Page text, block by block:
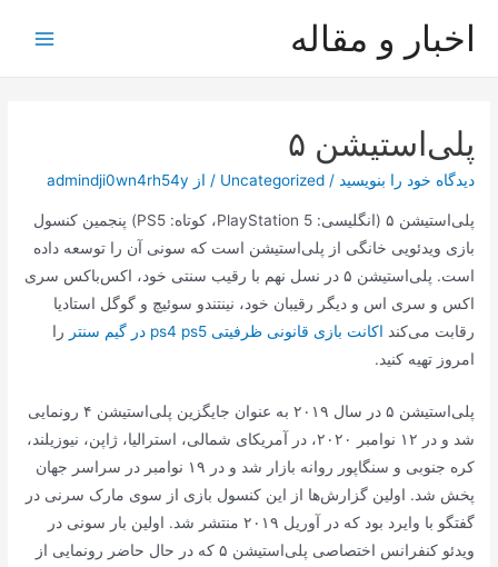
اخبار و مقاله
پلی‌استیشن ۵
دیدگاه‌ خود را بنویسید /
Uncategorized / از admindji0wn4rh54y
پلی‌استیشن ۵ (انگلیسی: PlayStation 5، کوتاه: PS5) پنجمین کنسول
بازی ویدئویی خانگی از پلی‌استیشن است که سونی آن را توسعه داده
است. پلی‌استیشن ۵ در نسل نهم با رقیب سنتی خود، اکس‌باکس سری
اکس و سری اس و دیگر رقیبان خود، نینتندو سوئیچ و گوگل استادیا
رقابت می‌کند اکانت بازی قانونی ظرفیتی ps4 ps5 در گیم سنتر
را
امروز تهیه کنید.
پلی‌استیشن ۵ در سال ۲۰۱۹ به عنوان جایگزین پلی‌استیشن ۴ رونمایی
شد و در ۱۲ نوامبر ۲۰۲۰، در آمریکای شمالی، استرالیا، ژاپن، نیوزیلند،
کره جنوبی و سنگاپور روانه بازار شد و در ۱۹ نوامبر در سراسر جهان
پخش شد. اولین گزارش‌ها از این کنسول بازی از سوی مارک سرنی در
گفتگو با وایرد بود که در آوریل ۲۰۱۹ منتشر شد. اولین بار سونی در
ویدئو کنفرانس اختصاصی پلی‌استیشن ۵ که در حال حاضر رونمایی از